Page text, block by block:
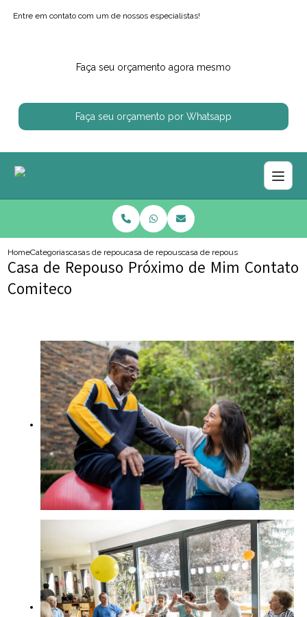
Entre em contato com um de nossos especialistas!
Faça seu orçamento agora mesmo
Faça seu orçamento por Whatsapp
HomeCategoriascasas de repousocasa de repouso particularcasa de repouso proximo de mim
Casa de Repouso Próximo de Mim Contato
Comiteco